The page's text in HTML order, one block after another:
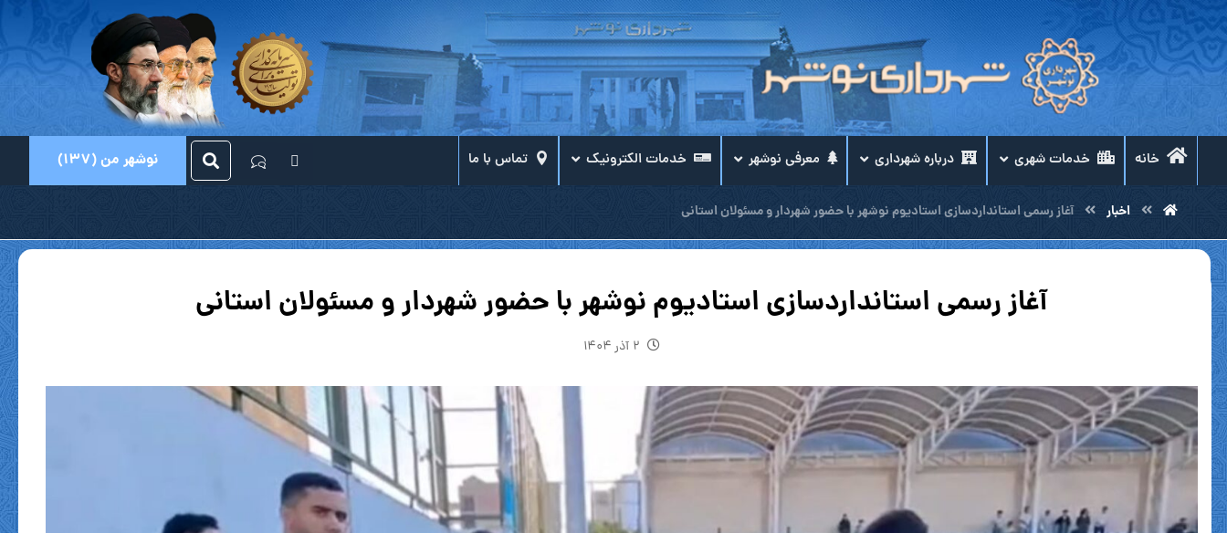
خانه خدمات شهری درباره شهرداری معرفی نوشهر خدمات الکترونیک تماس با ما نوشهر من (137)
اخبار آغاز رسمی استانداردسازی استادیوم نوشهر با حضور شهردار و مسئولان استانی
آغاز رسمی استانداردسازی استادیوم نوشهر با حضور شهردار و مسئولان استانی
۲ آذر ۱۴۰۴